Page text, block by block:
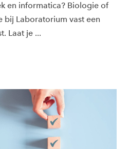
en informatica? Biologie of
bij Laboratorium vast een
Laat je ...